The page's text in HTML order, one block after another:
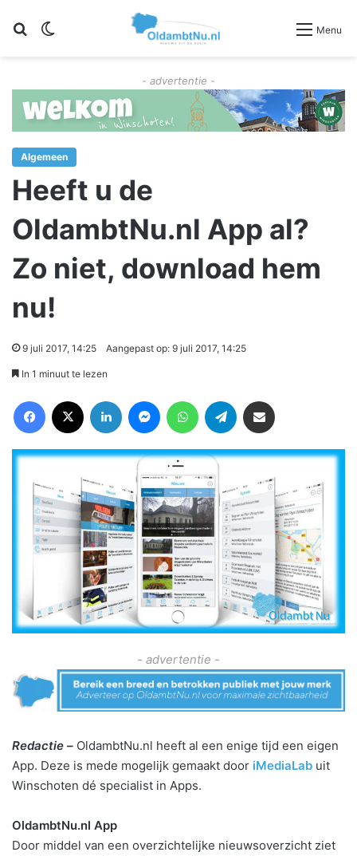
Zoeken Menu
- advertentie -
Algemeen
Heeft u de
OldambtNu.nl App al?
Zo niet, download hem
nu!
9 juli 2017, 14:25 Aangepast op: 9 juli 2017, 14:25
In 1 minuut te lezen
- advertentie -
Redactie – OldambtNu.nl heeft al een enige tijd een eigen
App. Deze is mede mogelijk gemaakt door iMediaLab uit
Winschoten dé specialist in Apps.
OldambtNu.nl App
Door middel van een overzichtelijke nieuwsoverzicht ziet